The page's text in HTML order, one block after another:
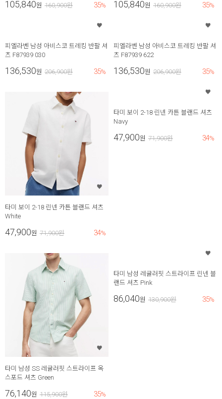
105,840원 160,900원 35% 105,840원 160,900원 35%
피엘라벤 남성 아비스코 트레킹 반팔 셔
츠 F87939 030
136,530원 206,900원 35%
피엘라벤 남성 아비스코 트레킹 반팔 셔
츠 F87939 622
136,530원 206,900원 35%
타미 보이 2-18 린넨 카튼 블랜드 셔츠
White
47,900원 71,900원 34%
타미 보이 2-18 린넨 카튼 블랜드 셔츠
Navy
47,900원 71,900원 34%
타미 남성 SS 레귤러핏 스트라이프 옥
스포드 셔츠 Green
76,140원 115,900원 35%
타미 남성 레귤러핏 스트라이프 린넨 블
랜드 셔츠 Pink
86,040원 130,900원 35%